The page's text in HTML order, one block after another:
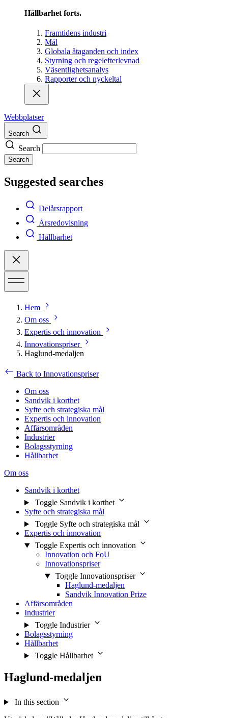
Hållbarhet forts.
Framtidens industri
Mål
Globala åtaganden och index
Styrning och regelefterlevnad
Väsentlighetsanalys
Rapporter och nyckeltal
Webbplatser
Search
Search
Search
Suggested searches
Delårsrapport
Årsredovisning
Hållbarhet
Hem
Om oss
Expertis och innovation
Innovationspriser
Haglund-medaljen
Back to Innovationspriser
Om oss
Sandvik i korthet
Syfte och strategiska mål
Expertis och innovation
Affärsområden
Industrier
Bolagsstyrning
Hållbarhet
Om oss
Sandvik i korthet
Toggle Sandvik i korthet
Syfte och strategiska mål
Toggle Syfte och strategiska mål
Expertis och innovation
Toggle Expertis och innovation
Innovation och FoU
Innovationspriser
Toggle Innovationspriser
Haglund-medaljen
Sandvik Innovation Prize
Affärsområden
Industrier
Toggle Industrier
Bolagsstyrning
Hållbarhet
Toggle Hållbarhet
Haglund-medaljen
In this section